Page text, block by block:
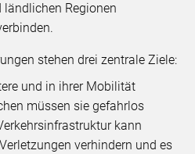
ländlichen Regionen
stehen drei zentrale Ziele:
und in ihrer Mobilität
müssen sie gefahrlos
kann
verhindern und es